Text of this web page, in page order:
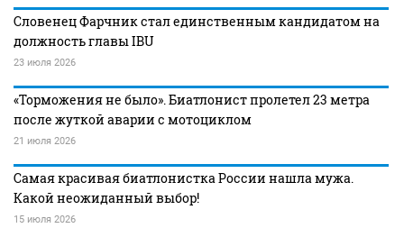
Словенец Фарчник стал единственным кандидатом на
должность главы IBU
23 июля 2026
«Торможения не было». Биатлонист пролетел 23 метра
после жуткой аварии с мотоциклом
21 июля 2026
Самая красивая биатлонистка России нашла мужа.
Какой неожиданный выбор!
15 июля 2026